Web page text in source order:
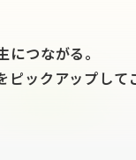
つながる。
ックアップして